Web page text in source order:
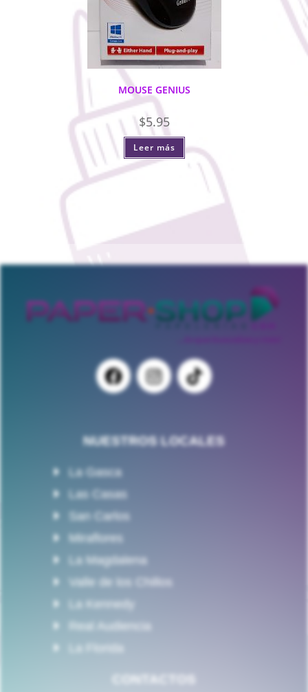
MOUSE GENIUS
$5.95
Leer más
NUESTROS LOCALES
La Gasca
Las Casas
San Carlos
Miraflores
La Magdalena
Valle de los Chillos
La Kennedy
Real Audiencia
La Florida
CONTACTOS